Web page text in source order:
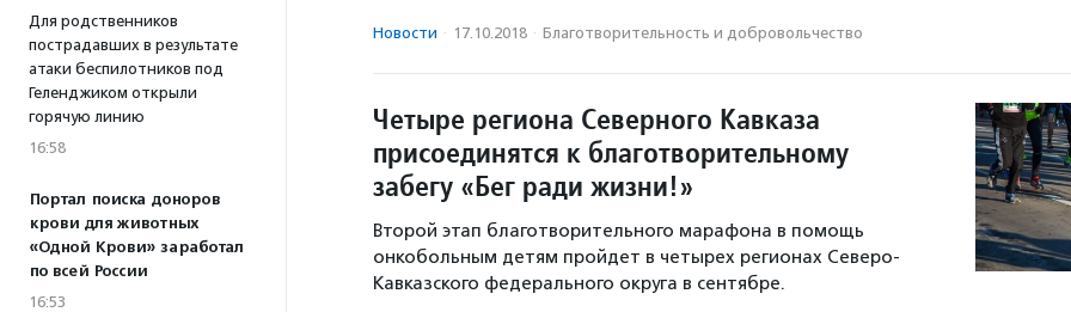
Для родственников
пострадавших в результате
атаки беспилотников под
Геленджиком открыли
горячую линию
16:58
Портал поиска доноров
крови для животных
«Одной Крови» заработал
по всей России
16:53
Новости · 17.10.2018 · Благотвори­тель­ность и доброволь­чест­во
Четыре региона Северного Кавказа
присоединятся к благотворительному
забегу «Бег ради жизни!»
Второй этап благотворительного марафона в помощь
онкобольным детям пройдет в четырех регионах Северо-
Кавказского федерального округа в сентябре.